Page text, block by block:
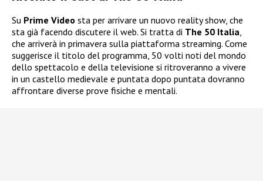
Su Prime Video sta per arrivare un nuovo reality show, che
sta già facendo discutere il web. Si tratta di The 50 Italia,
che arriverà in primavera sulla piattaforma streaming. Come
suggerisce il titolo del programma, 50 volti noti del mondo
dello spettacolo e della televisione si ritroveranno a vivere
in un castello medievale e puntata dopo puntata dovranno
affrontare diverse prove fisiche e mentali.